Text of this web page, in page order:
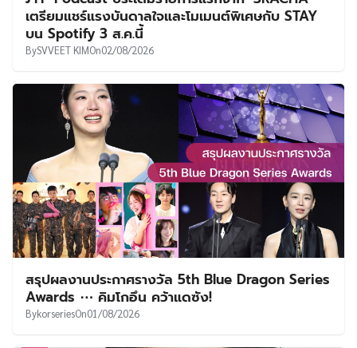
เตรียมแชร์แรงบันดาลใจและโมเมนต์พิเศษกับ STAY
บน Spotify 3 ส.ค.นี้
BySVVEET KIMOn02/08/2026
สรุปผลงานประกาศรางวัล 5th Blue Dragon Series
Awards ⋯ คิมโกอึน คว้าแดซัง!
BykorseriesOn01/08/2026